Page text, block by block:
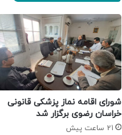
شورای اقامه نماز پزشکی قانونی
خراسان رضوی برگزار شد
21 ساعت پیش